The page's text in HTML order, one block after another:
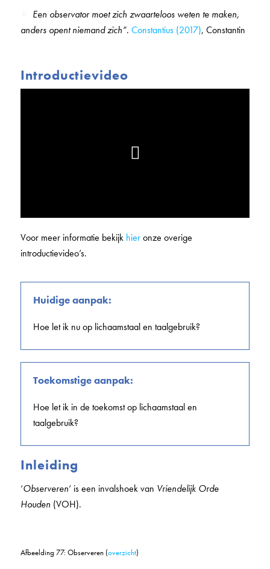
Een observator moet zich zwaarteloos weten te maken,
anders opent niemand zich”. Constantius (2017), Constantin
Introductievideo
Voor meer informatie bekijk hieronze overige
introductievideo’s.
Huidige aanpak:
Hoe let ik nu op lichaamstaal en taalgebruik?
Toekomstige aanpak:
Hoe let ik in de toekomst op lichaamstaal en
taalgebruik?
Inleiding
‘Observeren‘ is een invalshoek van Vriendelijk Orde
Houden (VOH).
Afbeelding 77: Observeren (overzicht)